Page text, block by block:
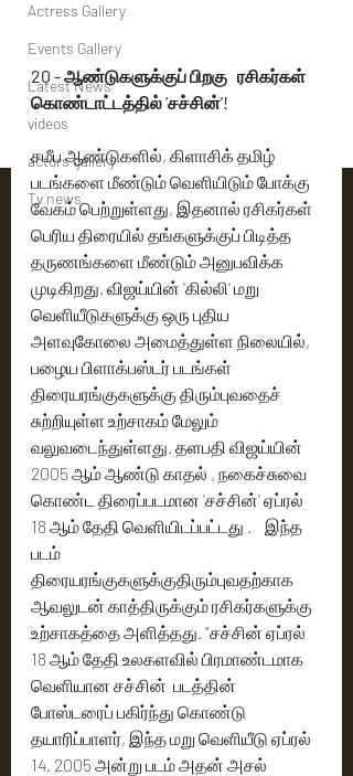
Actress Gallery
Events Gallery
Latest News
videos
actors gallery
Tv news
20 - ஆண்டுகளுக்குப் பிறகு   ரசிகர்கள்
கொண்டாட்டத்தில் 'சச்சின்'!
சமீப ஆண்டுகளில், கிளாசிக் தமிழ்
படங்களை மீண்டும் வெளியிடும் போக்கு
வேகம் பெற்றுள்ளது, இதனால் ரசிகர்கள்
பெரிய திரையில் தங்களுக்குப் பிடித்த
தருணங்களை மீண்டும் அனுபவிக்க
முடிகிறது. விஜய்யின் 'கில்லி' மறு
வெளியீடுகளுக்கு ஒரு புதிய
அளவுகோலை அமைத்துள்ள நிலையில்,
பழைய பிளாக்பஸ்டர் படங்கள்
திரையரங்குகளுக்கு திரும்புவதைச்
சுற்றியுள்ள உற்சாகம் மேலும்
வலுவடைந்துள்ளது. தளபதி விஜய்யின்
2005 ஆம் ஆண்டு காதல் , நகைச்சுவை
கொண்ட திரைப்படமான 'சச்சின்' ஏப்ரல்
18 ஆம் தேதி வெளியிடப்பட்டது .    இந்த
படம்
திரையரங்குகளுக்குதிரும்புவதற்காக
ஆவலுடன் காத்திருக்கும் ரசிகர்களுக்கு
உற்சாகத்தை அளித்தது. "சச்சின் ஏப்ரல்
18 ஆம் தேதி உலகளவில் பிரமாண்டமாக
வெளியான சச்சின்  படத்தின்
போஸ்டரைப் பகிர்ந்து கொண்டு
தயாரிப்பாளர், இந்த மறு வெளியீடு ஏப்ரல்
14, 2005 அன்று படம் அதன் அசல்